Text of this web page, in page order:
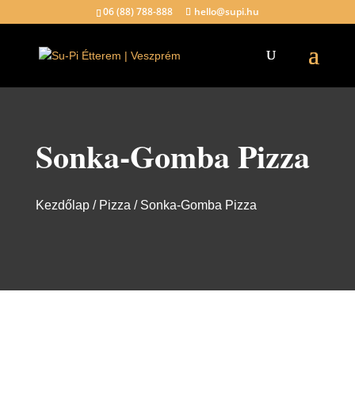
06 (88) 788-888 hello@supi.hu
Sonka-Gomba Pizza
Kezdőlap/ Pizza / Sonka-Gomba Pizza